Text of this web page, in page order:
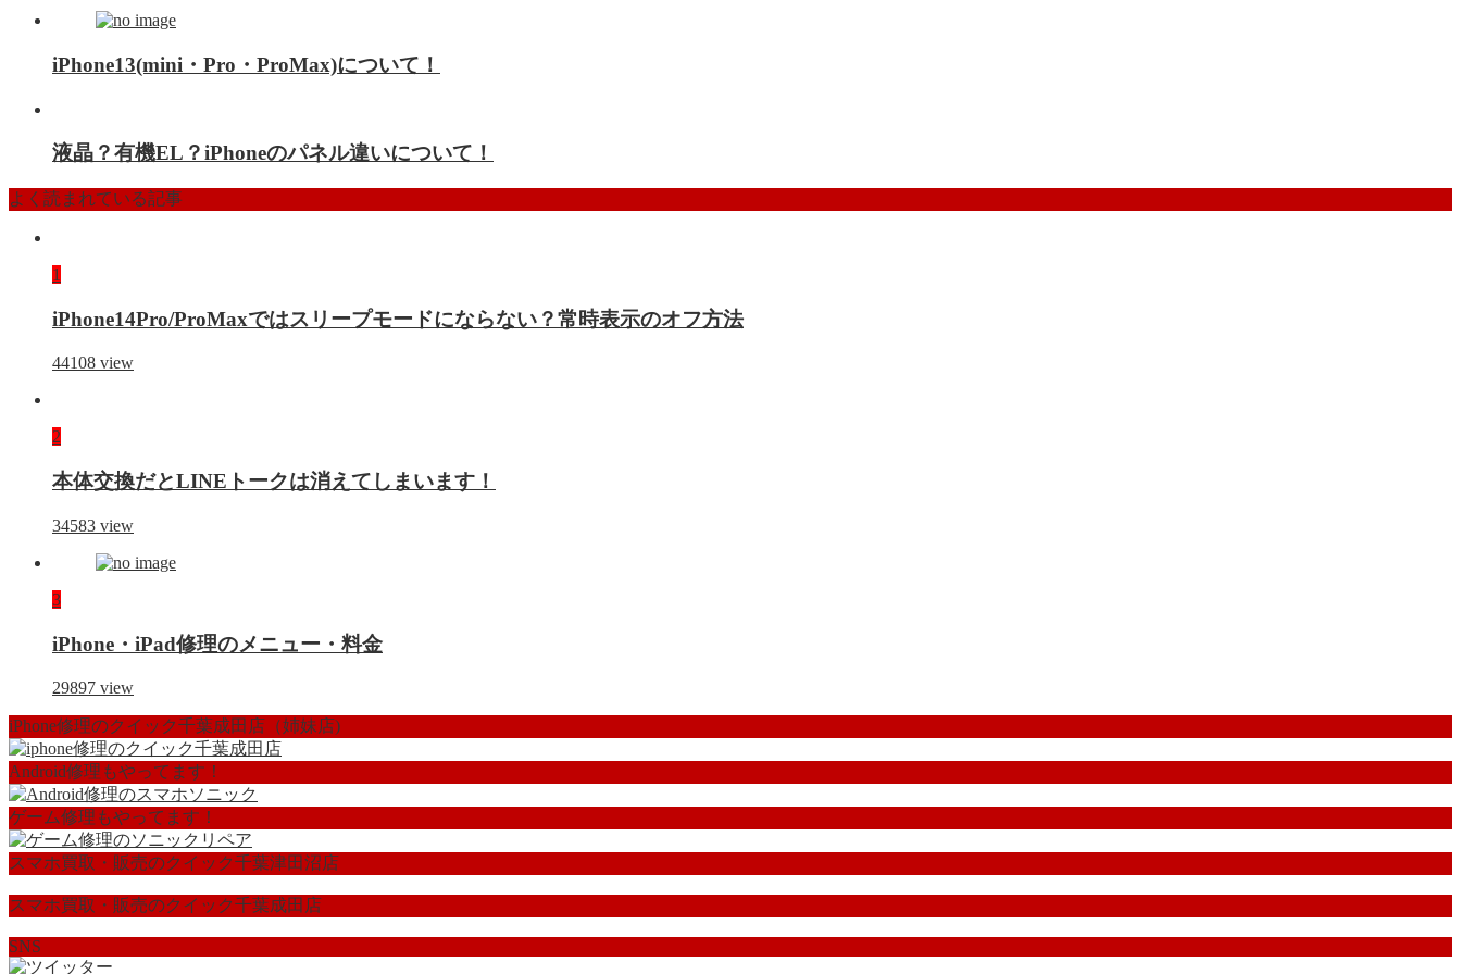
iPhone13(mini・Pro・ProMax)について！
液晶？有機EL？iPhoneのパネル違いについて！
よく読まれている記事
1
iPhone14Pro/ProMaxではスリープモードにならない？常時表示のオフ方法
44108 view
2
本体交換だとLINEトークは消えてしまいます！
34583 view
3
iPhone・iPad修理のメニュー・料金
29897 view
iPhone修理のクイック千葉成田店（姉妹店)
Android修理もやってます！
ゲーム修理もやってます！
スマホ買取・販売のクイック千葉津田沼店
スマホ買取・販売のクイック千葉成田店
SNS